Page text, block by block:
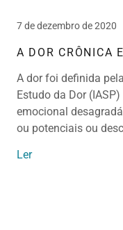
7 de dezembro de 2020
A DOR CRÔNICA
A dor foi definida
Estudo da Dor
emocional
ou potenciais ou
Ler